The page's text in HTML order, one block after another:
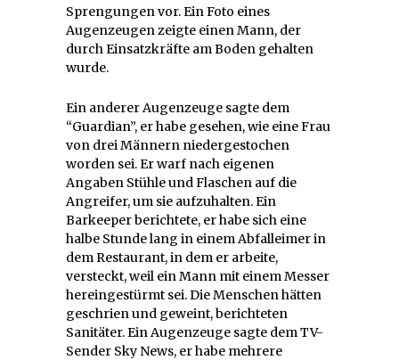
Sprengungen vor. Ein Foto eines
Augenzeugen zeigte einen Mann, der
durch Einsatzkräfte am Boden gehalten
wurde.
Ein anderer Augenzeuge sagte dem
“Guardian”, er habe gesehen, wie eine Frau
von drei Männern niedergestochen
worden sei. Er warf nach eigenen
Angaben Stühle und Flaschen auf die
Angreifer, um sie aufzuhalten. Ein
Barkeeper berichtete, er habe sich eine
halbe Stunde lang in einem Abfalleimer in
dem Restaurant, in dem er arbeite,
versteckt, weil ein Mann mit einem Messer
hereingestürmt sei. Die Menschen hätten
geschrien und geweint, berichteten
Sanitäter. Ein Augenzeuge sagte dem TV-
Sender Sky News, er habe mehrere